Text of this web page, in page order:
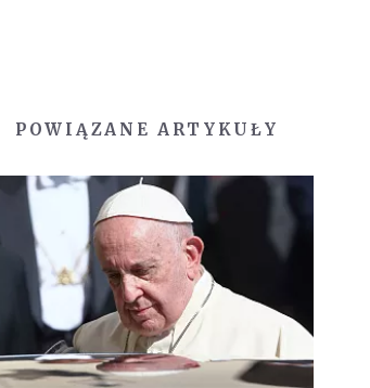
POWIĄZANE ARTYKUŁY